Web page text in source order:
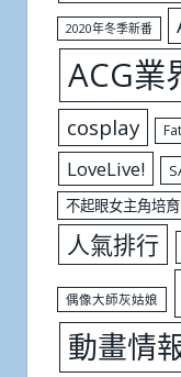
2020年冬季新番
ACG業
cosplay
LoveLive!
不起眼女主角培
人氣排行
偶像大師灰姑娘
動畫情